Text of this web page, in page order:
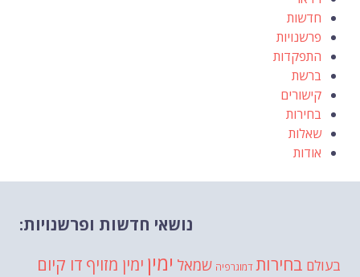
חדשות
פרשנויות
התפקדות
ברשת
קישורים
בחירות
שאלות
אודות
נושאי חדשות ופרשנויות:
בעולם בחירות דמוגרפיה שמאל ימין ימין מזויף דו קיום